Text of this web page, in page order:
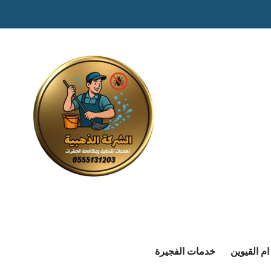
القيوين خدمات الفجيرة